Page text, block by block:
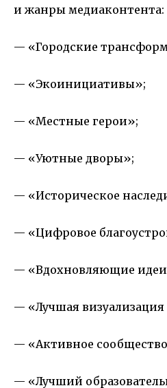
и жанры медиаконтента:
— «Городские
— «Экоинициативы»;
— «Местные герои»;
— «Уютные дворы»;
— «Историческое
— «Цифровое
— «Вдохновляющие
— «Лучшая визуализация
— «Активное
— «Лучший